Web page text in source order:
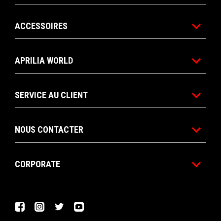
ACCESSOIRES
APRILIA WORLD
SERVICE AU CLIENT
NOUS CONTACTER
CORPORATE
FacebookInstagram
Twitter